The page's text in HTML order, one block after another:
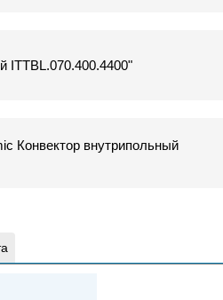
ITTBL.070.400.4400"
Конвектор внутрипольный